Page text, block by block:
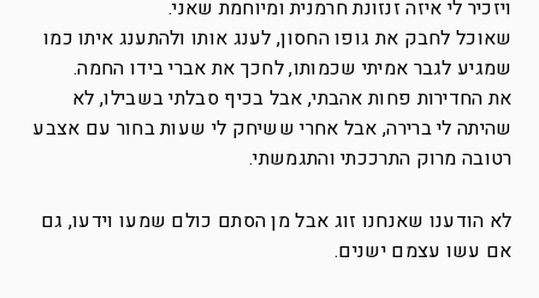
ויזכיר לי איזה זנזונת חרמנית ומיוחמת שאני.
שאוכל לחבק את גופו החסון, לענג אותו ולהתענג איתו כמו
שמגיע לגבר אמיתי שכמותו, לחכך את אברי בידו החמה.
את החדירות פחות אהבתי, אבל בכיף סבלתי בשבילו, לא
שהיתה לי ברירה, אבל אחרי ששיחק לי שעות בחור עם אצבע
רטובה מרוק התרככתי והתגמשתי.
לא הודענו שאנחנו זוג אבל מן הסתם כולם שמעו וידעו, גם
אם עשו עצמם ישנים.